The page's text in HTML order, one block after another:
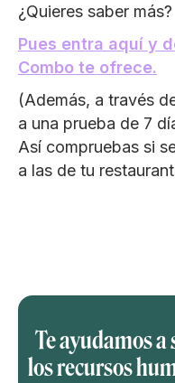
Te ayudamos
los recursos
¿Quieres saber más?
Pues entra aquí y
Combo te ofrece.
(Además, a través
a una prueba de 7
Así compruebas si
a las de tu